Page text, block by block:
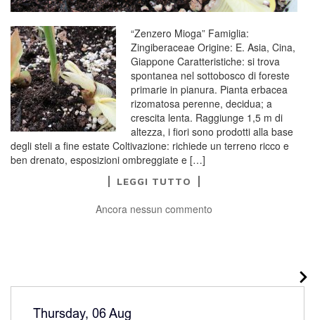
“Zenzero Mioga” Famiglia:
Zingiberaceae Origine: E. Asia, Cina,
Giappone Caratteristiche: si trova
spontanea nel sottobosco di foreste
primarie in pianura. Pianta erbacea
rizomatosa perenne, decidua; a
crescita lenta. Raggiunge 1,5 m di
altezza, i fiori sono prodotti alla base
degli steli a fine estate Coltivazione: richiede un terreno ricco e
ben drenato, esposizioni ombreggiate e […]
LEGGI TUTTO
Ancora nessun commento